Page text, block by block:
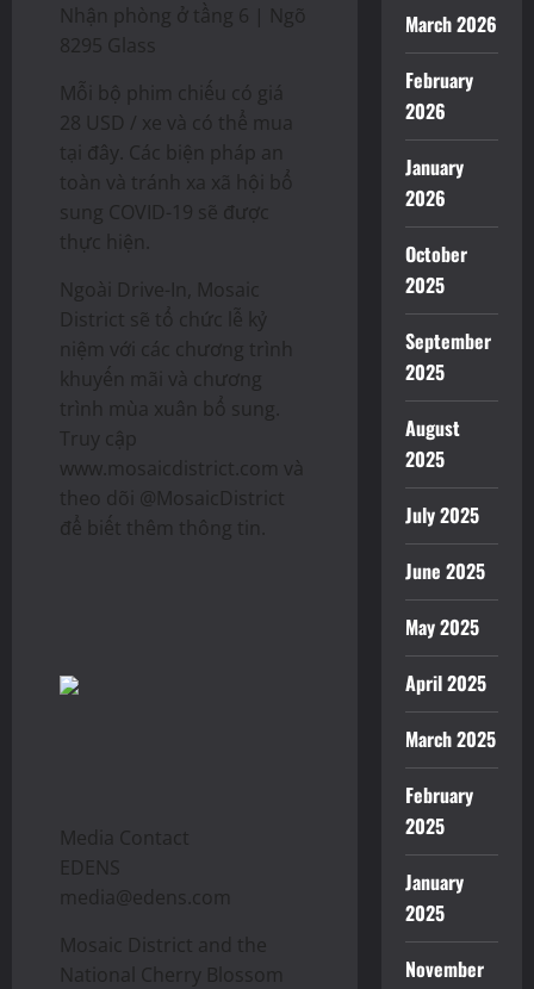
Nhận phòng ở tầng 6 | Ngõ
8295 Glass
Mỗi bộ phim chiếu có giá
28 USD / xe và có thể mua
tại đây. Các biện pháp an
toàn và tránh xa xã hội bổ
sung COVID-19 sẽ được
thực hiện.
Ngoài Drive-In, Mosaic
District sẽ tổ chức lễ kỷ
niệm với các chương trình
khuyến mãi và chương
trình mùa xuân bổ sung.
Truy cập
www.mosaicdistrict.com và
theo dõi @MosaicDistrict
để biết thêm thông tin.
Media Contact
EDENS
media@edens.com
Mosaic District and the
National Cherry Blossom
March 2026
February
2026
January
2026
October
2025
September
2025
August
2025
July 2025
June 2025
May 2025
April 2025
March 2025
February
2025
January
2025
November